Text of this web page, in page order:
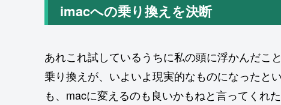
imacへの乗り換えを決断
あれこれ試しているうちに私の頭に浮かんだこ
乗り換えが、いよいよ現実的なものになったと
も、macに変えるのも良いかもねと言ってくれ